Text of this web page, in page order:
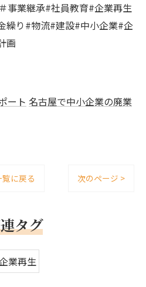
事業継承#社員教育#企業再生
繰り#物流#建設#中小企業#企
画
ート 名古屋で中小企業の廃業
覧に戻る 次のページ >
タグ
業再生